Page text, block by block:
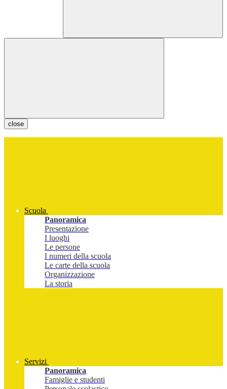
close
Scuola
Panoramica
Presentazione
I luoghi
Le persone
I numeri della scuola
Le carte della scuola
Organizzazione
La storia
Servizi
Panoramica
Famiglie e studenti